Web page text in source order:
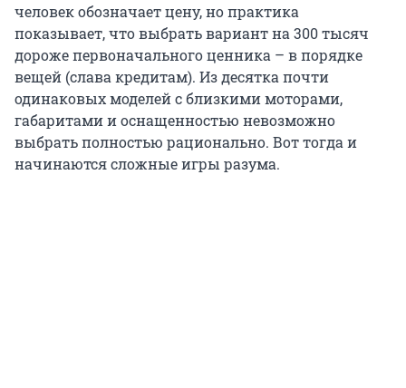
человек обозначает цену, но практика
показывает, что выбрать вариант на 300 тысяч
дороже первоначального ценника – в порядке
вещей (слава кредитам). Из десятка почти
одинаковых моделей с близкими моторами,
габаритами и оснащенностью невозможно
выбрать полностью рационально. Вот тогда и
начинаются сложные игры разума.